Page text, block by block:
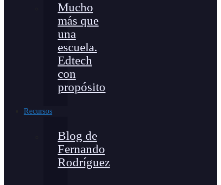
Mucho
más que
una
escuela.
Edtech
con
propósito
Recursos
Blog de
Fernando
Rodríguez